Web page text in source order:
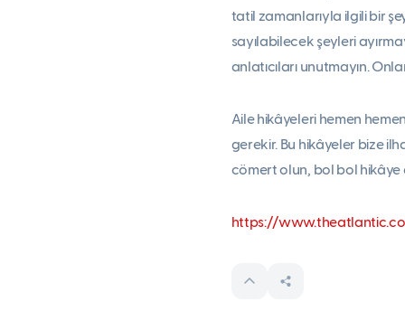
tatil zamanlarıyla ilgili bir
sayılabilecek şeyleri
anlatıcıları unutmayın.
Aile hikâyeleri hemen hemen
gerekir. Bu hikâyeler bize
cömert olun, bol bol hikâye
https://